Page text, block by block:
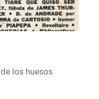
los huesos.